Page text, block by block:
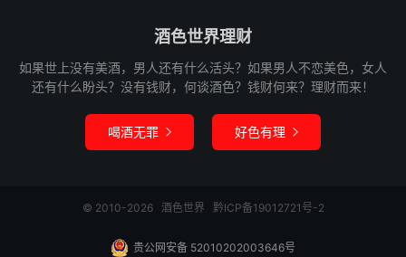
酒色世界理财
如果世上没有美酒，男人还有什么活头？如果男人不恋美色，女人
还有什么盼头？没有钱财，何谈酒色？钱财何来？理财而来！
喝酒无罪  好色有理 
© 2010-2026 酒色世界 黔ICP备19012721号-2
贵公网安备 52010202003646号